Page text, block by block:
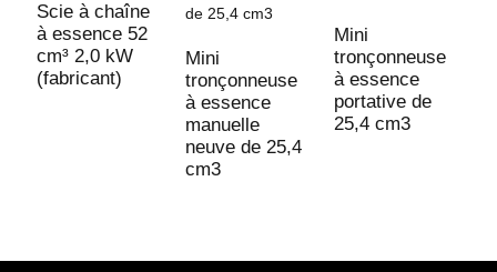
Scie à chaîne
à essence 52
cm³ 2,0 kW
(fabricant)
Mini
tronçonneuse
à essence
manuelle
neuve de 25,4
cm3
Mini
tronçonneuse
à essence
portative de
25,4 cm3